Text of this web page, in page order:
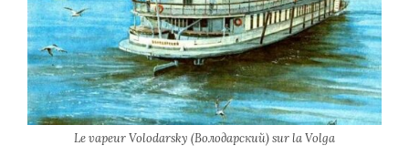
Le vapeur Volodarsky (Володарский) sur la Volga